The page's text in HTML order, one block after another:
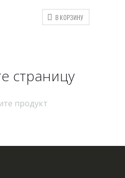
В КОРЗИНУ
страницу
продукт